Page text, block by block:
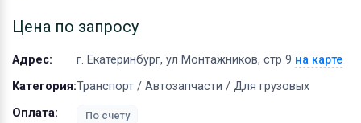
Цена по запросу
Адрес: г. Екатеринбург, ул Монтажников, стр 9 на карте
Категория:Транспорт / Автозапчасти / Для грузовых
Оплата:
По счету
Материалы